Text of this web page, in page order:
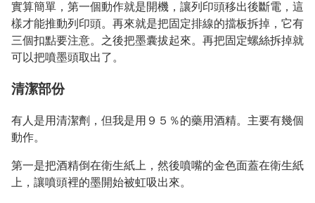
實算簡單，第一個動作就是開機，讓列印頭移出後斷電，這
樣才能推動列印頭。再來就是把固定排線的擋板拆掉，它有
三個扣點要注意。之後把墨囊拔起來。再把固定螺絲拆掉就
可以把噴墨頭取出了。
清潔部份
有人是用清潔劑，但我是用９５％的藥用酒精。主要有幾個
動作。
第一是把酒精倒在衛生紙上，然後噴嘴的金色面蓋在衛生紙
上，讓噴頭裡的墨開始被虹吸出來。